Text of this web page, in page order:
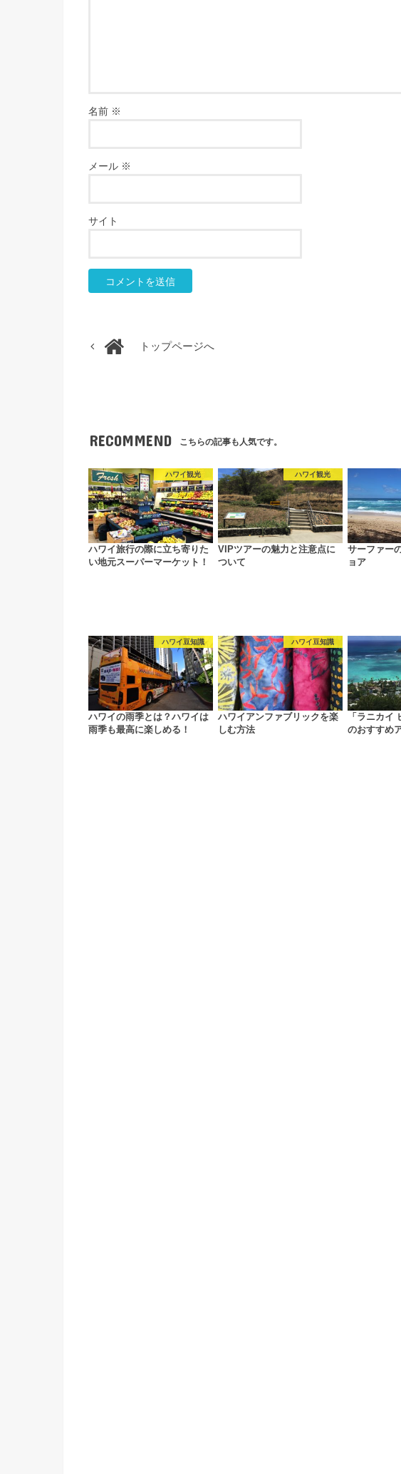
名前 ※
メール ※
サイト
トップページへ
RECOMMEND こちらの記事も人気です。
ハワイ観光
ハワイ旅行の際に立ち寄りた
い地元スーパーマーケット！
ハワイ観光
VIPツアーの魅力と注意点に
ついて
サーファー
ョア
ハワイ豆知識
ハワイの雨季とは？ハワイは
雨季も最高に楽しめる！
ハワイ豆知識
ハワイアンファブリックを楽
しむ方法
「ラニカイ
のおすすめ